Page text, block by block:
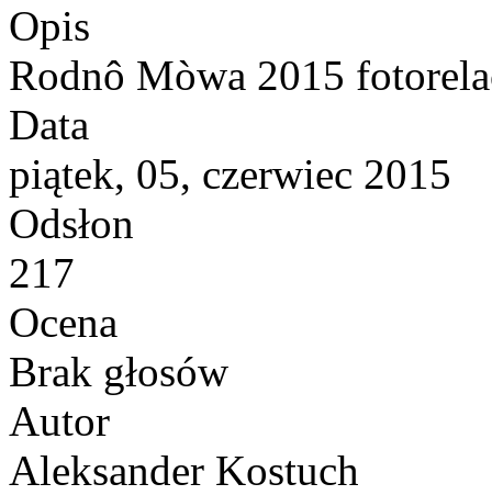
Opis
Rodnô Mòwa 2015
Data
piątek, 05, czerwiec 2015
Odsłon
217
Ocena
Brak głosów
Autor
Aleksander Kostuch